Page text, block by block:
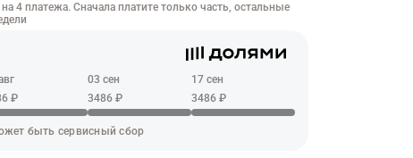
4 платежа. Сначала платите только часть, остальные
₽
03 сен
3486 ₽
17 сен
3486 ₽
быть сервисный сбор